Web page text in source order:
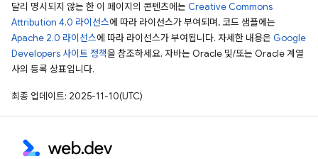
달리 명시되지 않는 한 이 페이지의 콘텐츠에는 Creative Commons
Attribution 4.0 라이선스에 따라 라이선스가 부여되며, 코드 샘플에는
Apache 2.0 라이선스에 따라 라이선스가 부여됩니다. 자세한 내용은 Google
Developers 사이트 정책을 참조하세요. 자바는 Oracle 및/또는 Oracle 계열
사의 등록 상표입니다.
최종 업데이트: 2025-11-10(UTC)